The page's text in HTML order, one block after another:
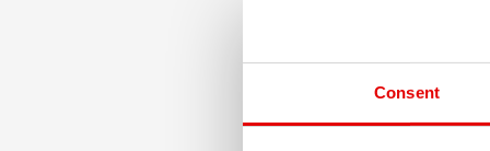
Consent
Uniwersalna i
umożliwia swobodny